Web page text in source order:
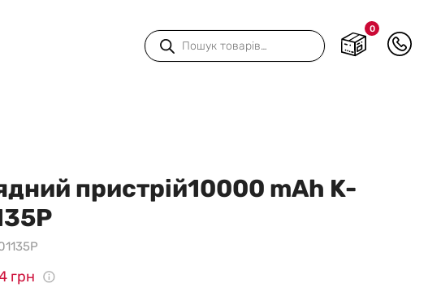
Пошук
товарів
0
пристрій10000 mAh K-
грн